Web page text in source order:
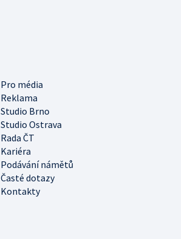
Pro média
Reklama
Studio Brno
Studio Ostrava
Rada ČT
Kariéra
Podávání námětů
Časté dotazy
Kontakty